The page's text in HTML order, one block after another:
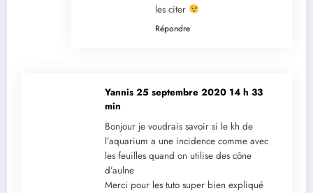
les citer
Répondre
Yannis 25 septembre 2020 14 h 33
min
Bonjour je voudrais savoir si le kh de
l’aquarium a une incidence comme avec
les feuilles quand on utilise des cône
d’aulne
Merci pour les tuto super bien expliqué